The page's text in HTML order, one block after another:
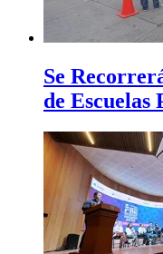
Se
de